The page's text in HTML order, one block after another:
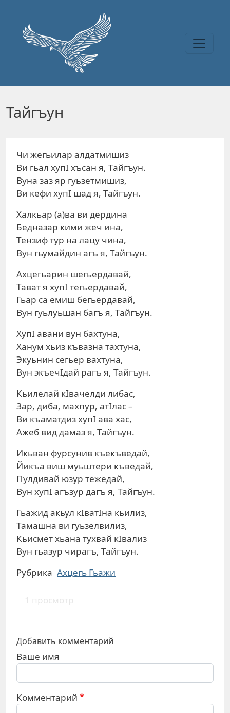
Тайгъун
Чи жегьилар алдатмишиз
Ви гьал хупI хъсан я, Тайгъун.
Вуна заз яр гуьзетмишиз,
Ви кефи хупI шад я, Тайгъун.
Халкьар (а)ва ви дердина
Бедназар кими жеч ина,
Тензиф тур на лацу чина,
Вун гьумайдин агъ я, Тайгъун.
Ахцегьарин шегьердавай,
Тават я хупI тегьердавай,
Гьар са емиш бегьердавай,
Вун гуьлуьшан багъ я, Тайгъун.
ХупI авани вун бахтуна,
Ханум хьиз къвазна тахтуна,
Экуьнин сегьер вахтуна,
Вун экъечIдай рагъ я, Тайгъун.
Кьилелай кIвачелди либас,
Зар, диба, махпур, атIлас –
Ви къаматдиз хупI ава хас,
Ажеб вид дамаз я, Тайгъун.
Икьван фурсунив къекъведай,
Йикъа виш муьштери къведай,
Пулдивай юзур тежедай,
Вун хупI агъзур дагъ я, Тайгъун.
Гьажид акьул кIватIна кьилиз,
Тамашна ви гуьзелвилиз,
Кьисмет хьана тухвай кIвализ
Вун гьазур чирагъ, Тайгъун.
Рубрика Ахцегь Гьажи
1 просмотр
Добавить комментарий
Ваше имя
Комментарий